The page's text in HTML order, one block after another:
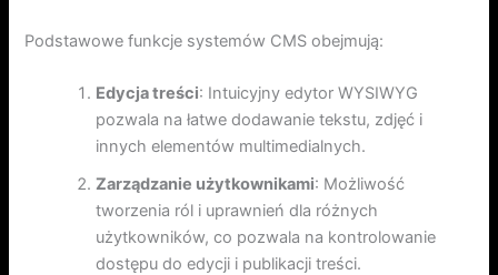
Podstawowe funkcje systemów CMS obejmują:
Edycja treści: Intuicyjny edytor WYSIWYG
pozwala na łatwe dodawanie tekstu, zdjęć i
innych elementów multimedialnych.
Zarządzanie użytkownikami: Możliwość
tworzenia ról i uprawnień dla różnych
użytkowników, co pozwala na kontrolowanie
dostępu do edycji i publikacji treści.